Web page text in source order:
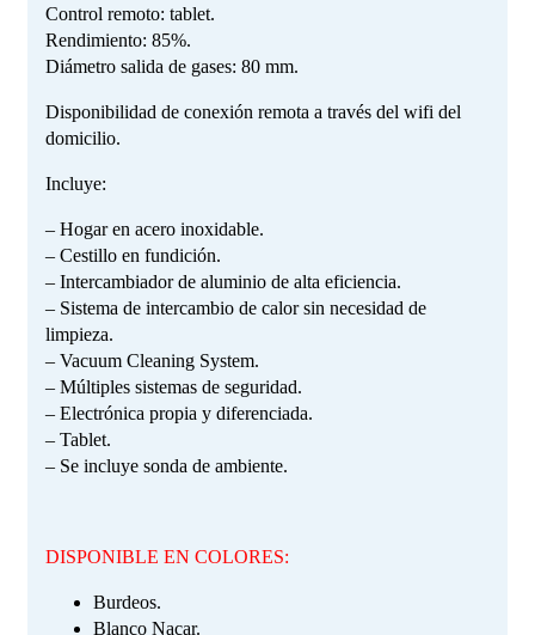
Control remoto: tablet.
Rendimiento: 85%.
Diámetro salida de gases: 80 mm.
Disponibilidad de conexión remota a través del wifi del
domicilio.
Incluye:
– Hogar en acero inoxidable.
– Cestillo en fundición.
– Intercambiador de aluminio de alta eficiencia.
– Sistema de intercambio de calor sin necesidad de
limpieza.
– Vacuum Cleaning System.
– Múltiples sistemas de seguridad.
– Electrónica propia y diferenciada.
– Tablet.
– Se incluye sonda de ambiente.
DISPONIBLE EN COLORES:
Burdeos.
Blanco Nacar.